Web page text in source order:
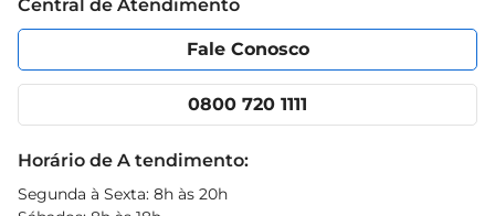
Política de Privacidade
Portal do fornecedor
Cencosud Media
Código de Ética
App Prezunic
Central de Atendimento
Fale Conosco
0800 720 1111
Horário de A tendimento:
Segunda à Sexta: 8h às 20h